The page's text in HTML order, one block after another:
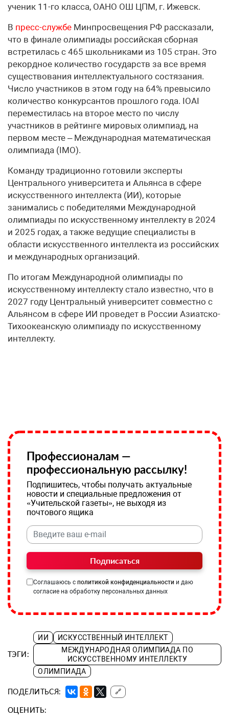
ученик 11-го класса, ОАНО ОШ ЦПМ, г. Ижевск.
В пресс-службе Минпросвещения РФ рассказали,
что в финале олимпиады российская сборная
встретилась с 465 школьниками из 105 стран. Это
рекордное количество государств за все время
существования интеллектуального состязания.
Число участников в этом году на 64% превысило
количество конкурсантов прошлого года. IOAI
переместилась на второе место по числу
участников в рейтинге мировых олимпиад, на
первом месте – Международная математическая
олимпиада (IMO).
Команду традиционно готовили эксперты
Центрального университета и Альянса в сфере
искусственного интеллекта (ИИ), которые
занимались с победителями Международной
олимпиады по искусственному интеллекту в 2024
и 2025 годах, а также ведущие специалисты в
области искусственного интеллекта из российских
и международных организаций.
По итогам Международной олимпиады по
искусственному интеллекту стало известно, что в
2027 году Центральный университет совместно с
Альянсом в сфере ИИ проведет в России Азиатско-
Тихоокеанскую олимпиаду по искусственному
интеллекту.
Профессионалам —
профессиональную рассылку!
Подпишитесь, чтобы получать актуальные
новости и специальные предложения от
«Учительской газеты», не выходя из
почтового ящика
Подписаться
Соглашаюсь с политикой конфиденциальности и даю
согласие на обработку персональных данных
ТЭГИ:
ИИ
ИСКУССТВЕННЫЙ ИНТЕЛЛЕКТ
МЕЖДУНАРОДНАЯ ОЛИМПИАДА ПО
ИСКУССТВЕННОМУ ИНТЕЛЛЕКТУ
ОЛИМПИАДА
ПОДЕЛИТЬСЯ: 🔗
ОЦЕНИТЬ: